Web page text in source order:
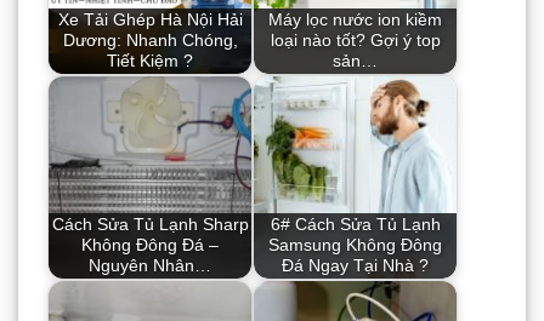
Xe Tải Ghép Hà Nội Hải
Dương: Nhanh Chóng,
Tiết Kiệm ?
Máy lọc nước ion kiềm
loại nào tốt? Gợi ý top
sản…
Cách Sửa Tủ Lạnh Sharp
Không Đông Đá –
Nguyên Nhân…
6# Cách Sửa Tủ Lạnh
Samsung Không Đông
Đá Ngay Tại Nhà ?